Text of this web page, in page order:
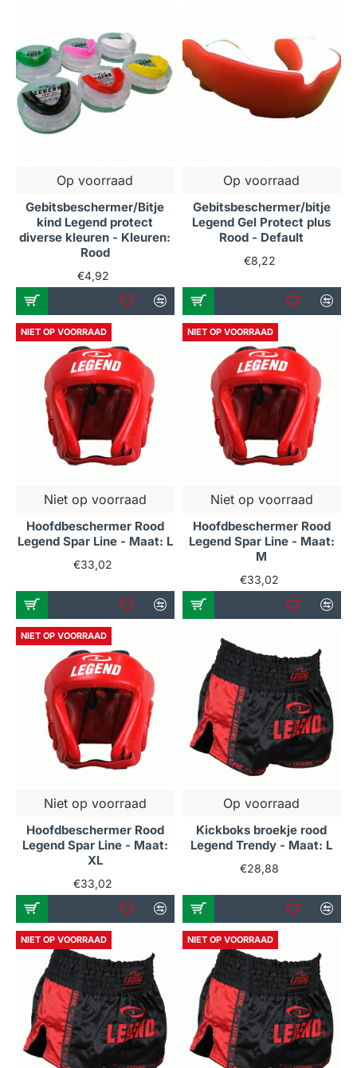
Op voorraad
Gebitsbeschermer/Bitje
kind Legend protect
diverse kleuren - Kleuren:
Rood
€4,92
Op voorraad
Gebitsbeschermer/bitje
Legend Gel Protect plus
Rood - Default
€8,22
NIET OP VOORRAAD
Niet op voorraad
Hoofdbeschermer Rood
Legend Spar Line - Maat: L
€33,02
NIET OP VOORRAAD
Niet op voorraad
Hoofdbeschermer Rood
Legend Spar Line - Maat:
M
€33,02
NIET OP VOORRAAD
Niet op voorraad
Hoofdbeschermer Rood
Legend Spar Line - Maat:
XL
€33,02
Op voorraad
Kickboks broekje rood
Legend Trendy - Maat: L
€28,88
NIET OP VOORRAAD NIET OP VOORRAAD